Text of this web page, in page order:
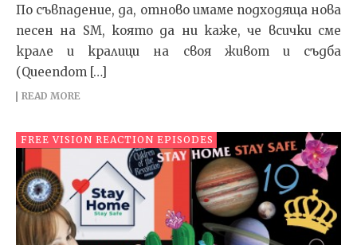
По съвпадение, да, отново имаме подходяща нова
песен на SM, която да ни каже, че всички сме
крале и кралици на своя живот и съдба
(Queendom […]
READ MORE
FREE VISION REACTION EPISODES